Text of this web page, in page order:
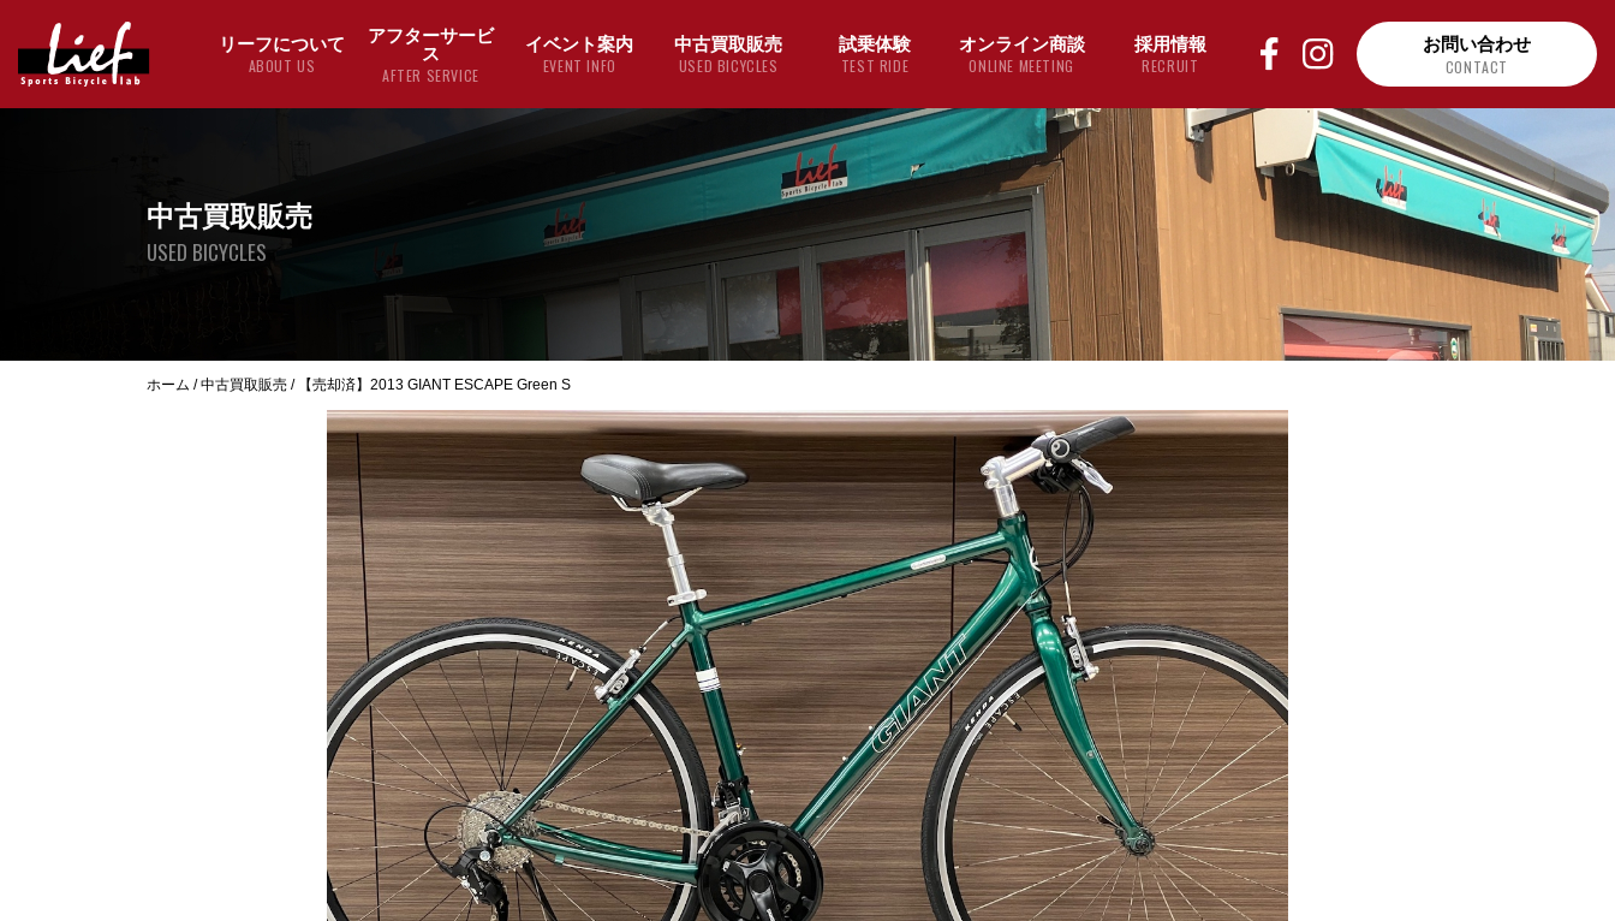
リーフについて
ABOUT US
アフターサービ
ス
AFTER SERVICE
イベント案内
EVENT INFO
中古買取販売
USED BICYCLES
試乗体験
TEST RIDE
オンライン商談
ONLINE MEETING
採用情報
RECRUIT
お問い合わせ
CONTACT
中古買取販売
USED BICYCLES
ホーム /中古買取販売 / 【売却済】2013 GIANT ESCAPE Green S